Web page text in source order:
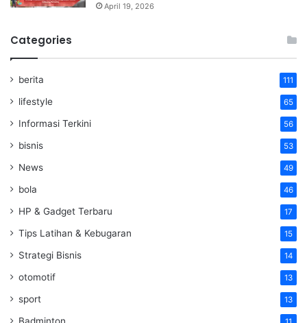
April 19, 2026
Categories
berita 111
lifestyle 65
Informasi Terkini 56
bisnis 53
News 49
bola 46
HP & Gadget Terbaru 17
Tips Latihan & Kebugaran 15
Strategi Bisnis 14
otomotif 13
sport 13